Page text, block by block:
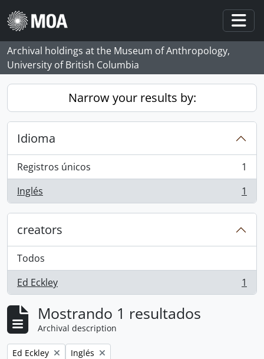
Skip to main content
Archival holdings at the Museum of Anthropology,
University of British Columbia
Narrow your results by:
Idioma
Registros únicos
, 1 resultados
1
Inglés
, 1 resultados 1
creators
Todos
Ed Eckley
, 1 resultados 1
Mostrando 1 resultados
Archival description
Remove filter:
Ed Eckley Remove filter:
Inglés